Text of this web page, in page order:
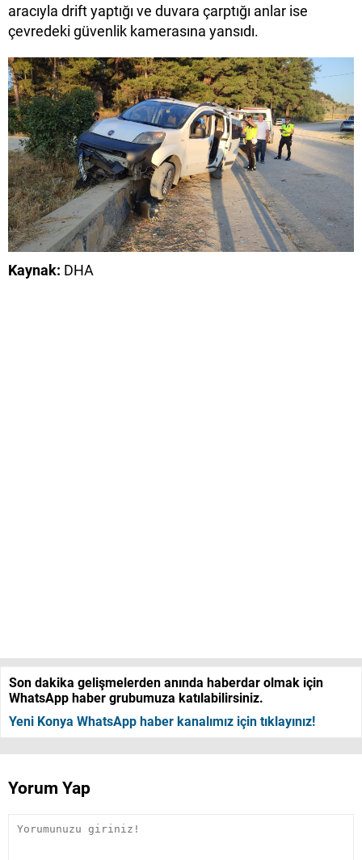
aracıyla drift yaptığı ve duvara çarptığı anlar ise
çevredeki güvenlik kamerasına yansıdı.
Kaynak: DHA
Son dakika gelişmelerden anında haberdar olmak için
WhatsApp haber grubumuza katılabilirsiniz.
Yeni Konya WhatsApp haber kanalımız için tıklayınız!
Yorum Yap